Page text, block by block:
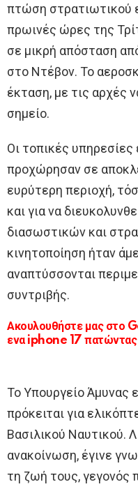
πτώση στρατιωτικού
πρωινές ώρες της
σε μικρή απόσταση
στο Ντέβον. Το
έκταση, με τις αρχές
σημείο.
Οι τοπικές
προχώρησαν σε
ευρύτερη περιοχή,
και για να
διασωστικών και
κινητοποίηση ήταν
αναπτύσσονται
συντριβής.
Ακουλουθήστε μας στο
ενα iphone 17 πατώντας
Το Υπουργείο Άμυνας
πρόκειται για
Βασιλικού Ναυτικού.
ανακοίνωση, έγινε
τη ζωή τους, γεγονός